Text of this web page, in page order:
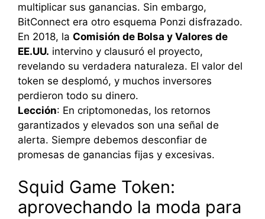
multiplicar sus ganancias. Sin embargo,
BitConnect era otro esquema Ponzi disfrazado.
En 2018, la Comisión de Bolsa y Valores de
EE.UU. intervino y clausuró el proyecto,
revelando su verdadera naturaleza. El valor del
token se desplomó, y muchos inversores
perdieron todo su dinero.
Lección: En criptomonedas, los retornos
garantizados y elevados son una señal de
alerta. Siempre debemos desconfiar de
promesas de ganancias fijas y excesivas.
Squid Game Token:
aprovechando la moda para